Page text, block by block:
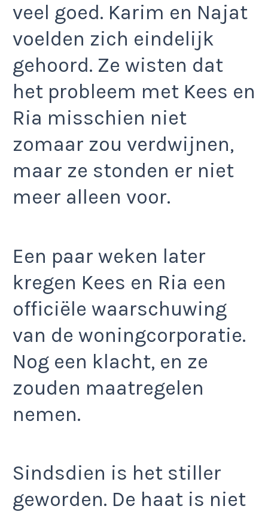
veel goed. Karim en Najat
voelden zich eindelijk
gehoord. Ze wisten dat
het probleem met Kees en
Ria misschien niet
zomaar zou verdwijnen,
maar ze stonden er niet
meer alleen voor.
Een paar weken later
kregen Kees en Ria een
officiële waarschuwing
van de woningcorporatie.
Nog een klacht, en ze
zouden maatregelen
nemen.
Sindsdien is het stiller
geworden. De haat is niet